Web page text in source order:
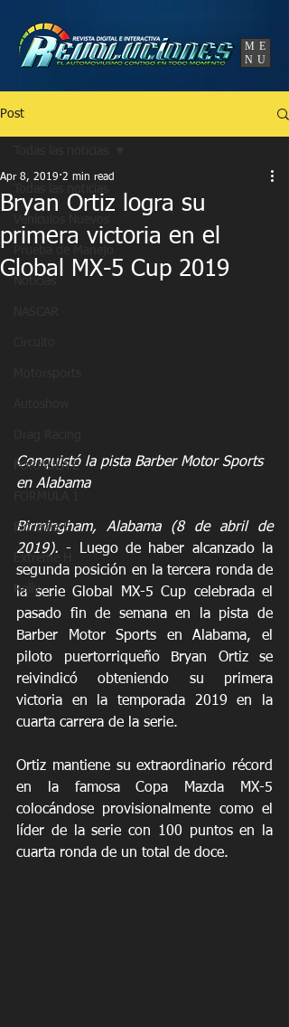
ME
NU
Post
FORMULA E
Extreme E
Extreme H
Rally
Bryan Ortiz logra su
primera victoria en el
Global MX-5 Cup 2019
Apr 8, 2019 2 min read
Conquistó la pista Barber Motor Sports
en Alabama
Birmingham, Alabama (8 de abril de
2019). - Luego de haber alcanzado la
segunda posición en la tercera ronda de
la serie Global MX-5 Cup celebrada el
pasado fin de semana en la pista de
Barber Motor Sports en Alabama, el
piloto puertorriqueño Bryan Ortiz se
reivindicó obteniendo su primera
victoria en la temporada 2019 en la
cuarta carrera de la serie.
Ortiz mantiene su extraordinario récord
en la famosa Copa Mazda MX-5
colocándose provisionalmente como el
líder de la serie con 100 puntos en la
cuarta ronda de un total de doce.